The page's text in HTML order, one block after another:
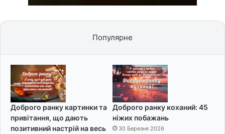
Популярне
Доброго ранку картинки та
привітання, що дають
позитивний настрій на весь
Доброго ранку коханий: 45
ніжих побажань
30 Березня 2026